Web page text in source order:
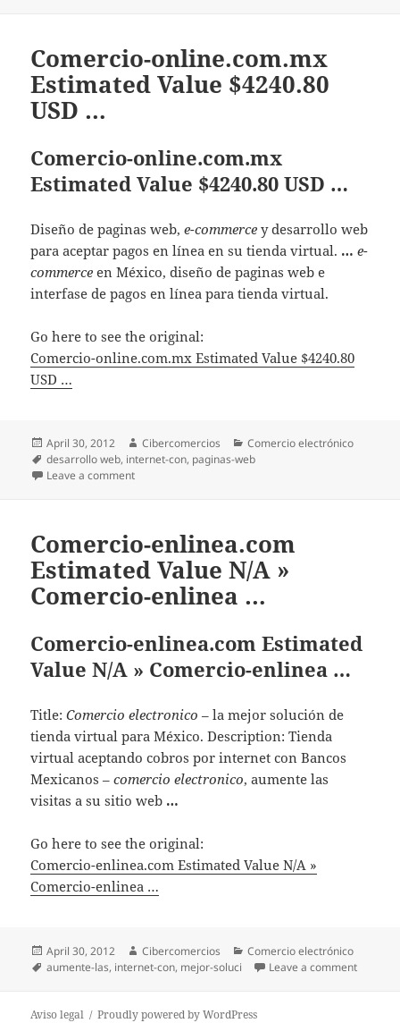
Comercio-online.com.mx
Estimated Value $4240.80
USD …
Comercio-online.com.mx
Estimated Value $4240.80 USD …
Diseño de paginas web,e-commerce y desarrollo web
para aceptar pagos en línea en su tienda virtual. … e-
commerce en México, diseño de paginas web e
interfase de pagos en línea para tienda virtual.
Go here to see the original:
Comercio-online.com.mx Estimated Value $4240.80
USD …
Posted
on
April 30, 2012 Author
Cibercomercios Categories
Comercio electrónico
Tags
desarrollo web, internet-con, paginas-web
Leave a comment
Comercio-enlinea.com
Estimated Value N/A »
Comercio-enlinea …
Comercio-enlinea.com Estimated
Value N/A » Comercio-enlinea …
Title:Comercio electronico – la mejor solución de
tienda virtual para México. Description: Tienda
virtual aceptando cobros por internet con Bancos
Mexicanos –comercio electronico, aumente las
visitas a su sitio web …
Go here to see the original:
Comercio-enlinea.com Estimated Value N/A »
Comercio-enlinea …
Posted
on
April 30, 2012 Author
Cibercomercios Categories
Comercio electrónico
Tags
aumente-las, internet-con, mejor-soluci Leave a comment
Aviso legal Proudly powered by WordPress